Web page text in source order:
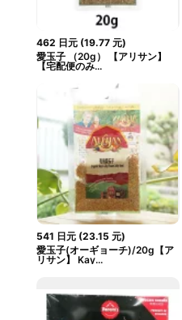
462 日元(19.77 元)
愛玉子 （20g） 【アリサン】
【宅配便のみ...
541 日元(23.15 元)
愛玉子(オーギョーチ)/20g【ア
リサン】 Kay...